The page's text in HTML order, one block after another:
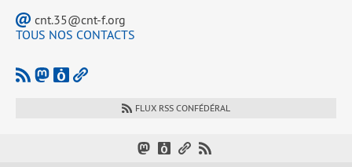
cnt.35@cnt-f.org
TOUS NOS CONTACTS
FLUX RSS CONFÉDÉRAL